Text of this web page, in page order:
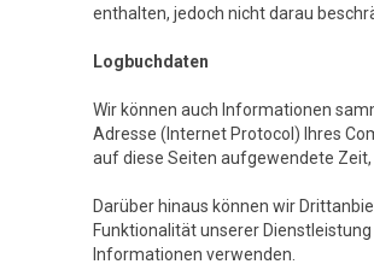
enthalten, jedoch nicht darau
Logbuchdaten
Wir können auch Informationen
Adresse (Internet Protocol) Ihres
auf diese Seiten aufgewendete
Darüber hinaus können wir
Funktionalität unserer
Informationen verwenden.